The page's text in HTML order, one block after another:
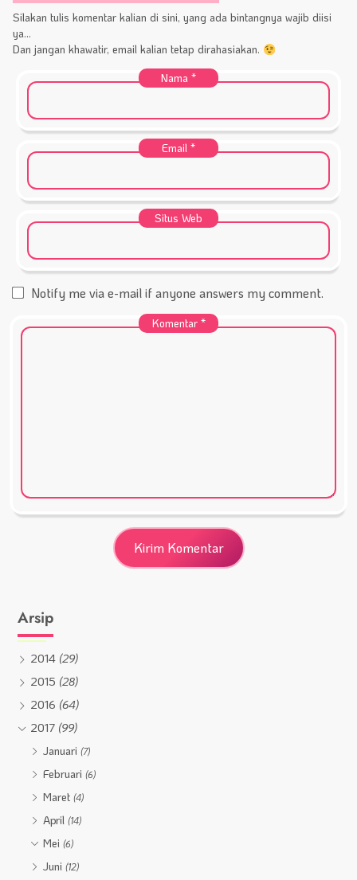
Silakan tulis komentar kalian di sini, yang ada bintangnya wajib diisi
ya...
Dan jangan khawatir, email kalian tetap dirahasiakan.
Nama *
Email *
Situs Web
Notify me via e-mail if anyone answers my comment.
Komentar *
Arsip
2014 (29)
2015 (28)
2016 (64)
2017 (99)
Januari(7)
Februari(6)
Maret(4)
April(14)
Mei(6)
Juni(12)